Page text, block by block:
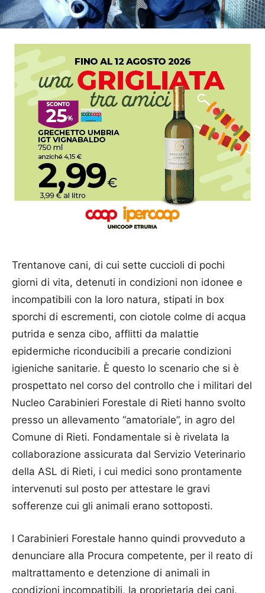
Trentanove cani, di cui sette cuccioli di pochi
giorni di vita, detenuti in condizioni non idonee e
incompatibili con la loro natura, stipati in box
sporchi di escrementi, con ciotole colme di acqua
putrida e senza cibo, afflitti da malattie
epidermiche riconducibili a precarie condizioni
igieniche sanitarie. È questo lo scenario che si è
prospettato nel corso del controllo che i militari del
Nucleo Carabinieri Forestale di Rieti hanno svolto
presso un allevamento “amatoriale”, in agro del
Comune di Rieti. Fondamentale si è rivelata la
collaborazione assicurata dal Servizio Veterinario
della ASL di Rieti, i cui medici sono prontamente
intervenuti sul posto per attestare le gravi
sofferenze cui gli animali erano sottoposti.
I Carabinieri Forestale hanno quindi provveduto a
denunciare alla Procura competente, per il reato di
maltrattamento e detenzione di animali in
condizioni incompatibili, la proprietaria dei cani,